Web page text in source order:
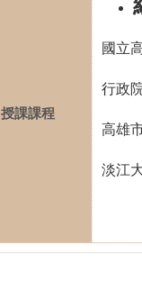
授課課程
國立
行政
高雄
淡江